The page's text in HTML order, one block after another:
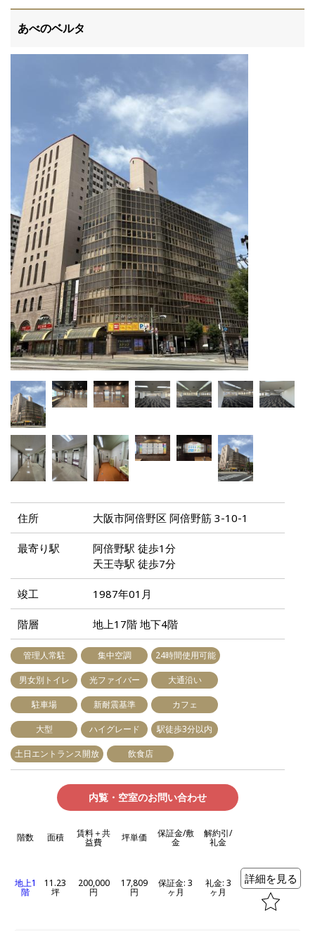
あべのベルタ
住所 大阪市阿倍野区 阿倍野筋 3-10-1
最寄り駅
阿倍野駅 徒歩1分
天王寺駅 徒歩7分
竣工 1987年01月
階層 地上17階 地下4階
管理人常駐 集中空調 24時間使用可能
男女別トイレ 光ファイバー 大通沿い
駐車場 新耐震基準 カフェ
大型 ハイグレード 駅徒歩3分以内
土日エントランス開放 飲食店
内覧・空室のお問い合わせ
階数 面積 賃料＋共
益費 坪単価 保証金/敷
金
解約引/
礼金
地上1
階
11.23
坪
200,000
円
17,809
円
保証金: 3
ヶ月
礼金: 3
ヶ月
詳細を見る